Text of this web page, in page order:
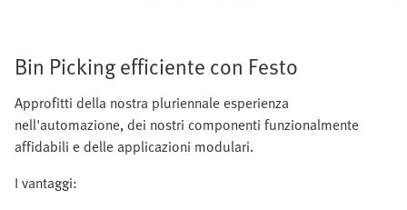
Bin Picking efficiente con Festo
Approfitti della nostra pluriennale esperienza
nell'automazione, dei nostri componenti funzionalmente
affidabili e delle applicazioni modulari.
I vantaggi: